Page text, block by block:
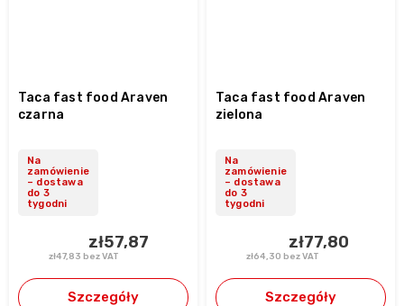
Taca fast food Araven
czarna
Na
zamówienie
– dostawa
do 3
tygodni
zł47,83 bez VAT
zł57,87
Szczegóły
Taca fast food Araven
zielona
Na
zamówienie
– dostawa
do 3
tygodni
zł64,30 bez VAT
zł77,80
Szczegóły